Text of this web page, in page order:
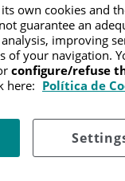
/TIPOS DE
de un tumor
se envejece. Sin
own cookies and
guarantee an
improving
of your navigation.
configure/refuse
here: Política de